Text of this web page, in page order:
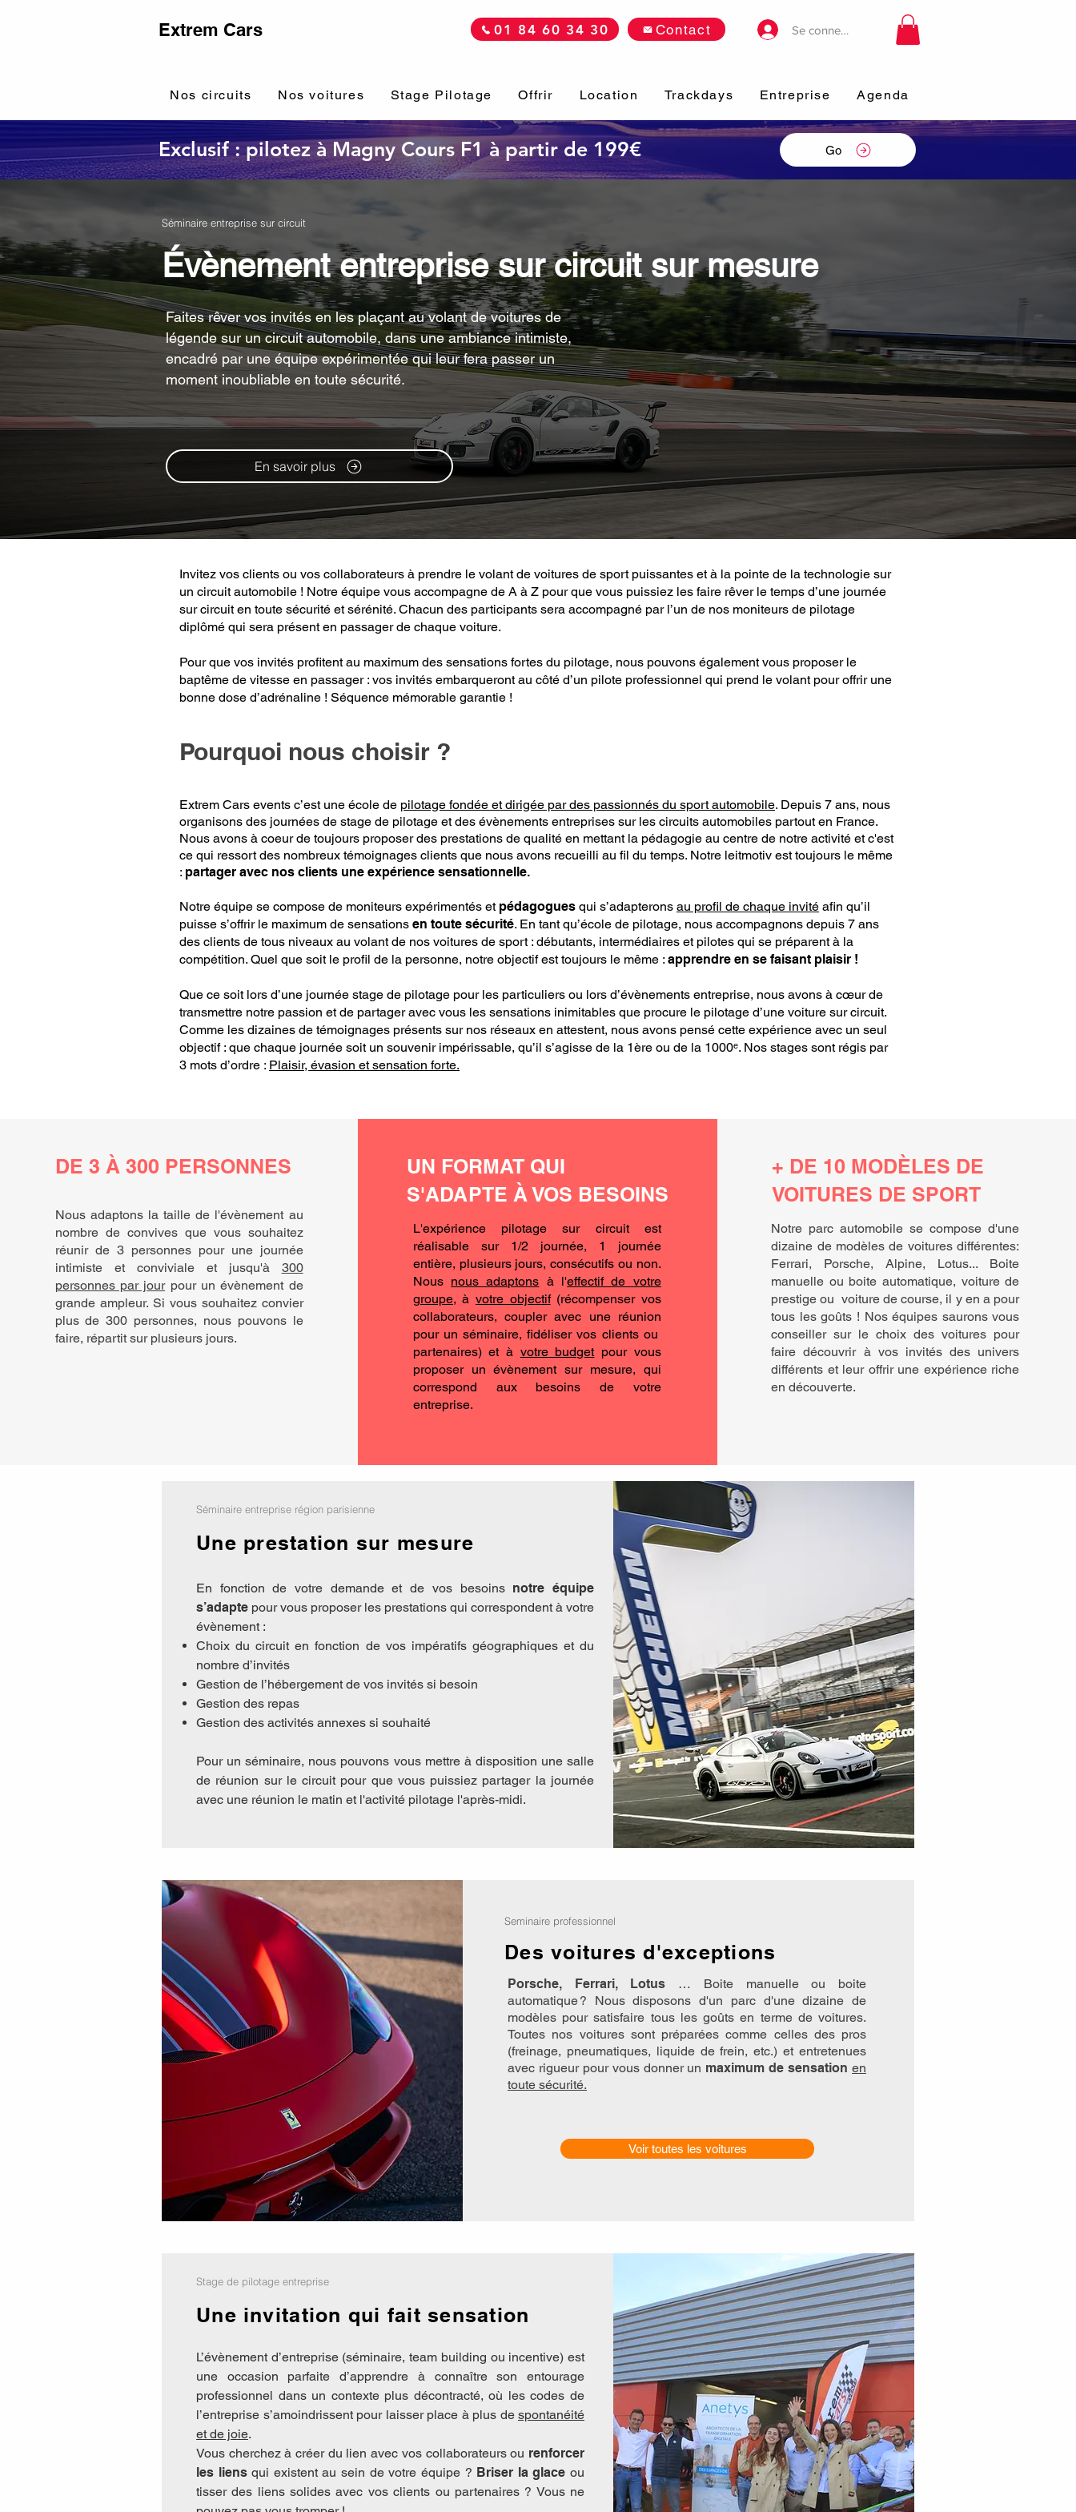
Extrem Cars 01 84 60 34 30 Contact Se connecter
Nos circuits Nos voitures Stage Pilotage Offrir Location Trackdays Entreprise Agenda
Exclusif : pilotez à Magny Cours F1 à partir de 199€ Go
Séminaire entreprise sur circuit
Évènement entreprise sur circuit sur mesure
Faites rêver vos invités en les plaçant au volant de voitures de
légende sur un circuit automobile, dans une ambiance intimiste,
encadré par une équipe expérimentée qui leur fera passer un
moment inoubliable en toute sécurité.
En savoir plus
Invitez vos clients ou vos collaborateurs à prendre le volant de voitures de sport puissantes et à la pointe de la technologie sur
un circuit automobile ! Notre équipe vous accompagne de A à Z pour que vous puissiez les faire rêver le temps d’une journée
sur circuit en toute sécurité et sérénité. Chacun des participants sera accompagné par l’un de nos moniteurs de pilotage
diplômé qui sera présent en passager de chaque voiture.
Pour que vos invités profitent au maximum des sensations fortes du pilotage, nous pouvons également vous proposer le
baptême de vitesse en passager : vos invités embarqueront au côté d’un pilote professionnel qui prend le volant pour offrir une
bonne dose d’adrénaline ! Séquence mémorable garantie !
Pourquoi nous choisir ?
Extrem Cars events c’est une école de pilotage fondée et dirigée par des passionnés du sport automobile. Depuis 7 ans, nous
organisons des journées de stage de pilotage et des évènements entreprises sur les circuits automobiles partout en France.
Nous avons à coeur de toujours proposer des prestations de qualité en mettant la pédagogie au centre de notre activité et c'est
ce qui ressort des nombreux témoignages clients que nous avons recueilli au fil du temps. Notre leitmotiv est toujours le même
: partager avec nos clients une expérience sensationnelle.
Notre équipe se compose de moniteurs expérimentés et pédagogues qui s’adapterons au profil de chaque invité afin qu’il
puisse s’offrir le maximum de sensations en toute sécurité. En tant qu’école de pilotage, nous accompagnons depuis 7 ans
des clients de tous niveaux au volant de nos voitures de sport : débutants, intermédiaires et pilotes qui se préparent à la
compétition. Quel que soit le profil de la personne, notre objectif est toujours le même : apprendre en se faisant plaisir !
Que ce soit lors d’une journée stage de pilotage pour les particuliers ou lors d’évènements entreprise, nous avons à cœur de
transmettre notre passion et de partager avec vous les sensations inimitables que procure le pilotage d’une voiture sur circuit.
Comme les dizaines de témoignages présents sur nos réseaux en attestent, nous avons pensé cette expérience avec un seul
objectif : que chaque journée soit un souvenir impérissable, qu’il s’agisse de la 1ère ou de la 1000ᵉ. Nos stages sont régis par
3 mots d’ordre : Plaisir, évasion et sensation forte.
DE 3 À 300 PERSONNES
Nous adaptons la taille de l'évènement au
nombre de convives que vous souhaitez
réunir de 3 personnes pour une journée
intimiste et conviviale et jusqu'à 300
personnes par jourpour un évènement de
grande ampleur. Si vous souhaitez convier
plus de 300 personnes, nous pouvons le
faire, répartit sur plusieurs jours.
UN FORMAT QUI
S'ADAPTE À VOS BESOINS
L'expérience pilotage sur circuit est
réalisable sur 1/2 journée, 1 journée
entière, plusieurs jours, consécutifs ou non.
Nous nous adaptons à l'effectif de votre
groupe, à votre objectif(récompenser vos
collaborateurs, coupler avec une réunion
pour un séminaire, fidéliser vos clients ou
partenaires) et à votre budgetpour vous
proposer un évènement sur mesure, qui
correspond aux besoins de votre
entreprise.
+ DE 10 MODÈLES DE
VOITURES DE SPORT
Notre parc automobile se compose d'une
dizaine de modèles de voitures différentes:
Ferrari, Porsche, Alpine, Lotus... Boite
manuelle ou boite automatique, voiture de
prestige ou voiture de course, il y en a pour
tous les goûts ! Nos équipes saurons vous
conseiller sur le choix des voitures pour
faire découvrir à vos invités des univers
différents et leur offrir une expérience riche
en découverte.
Séminaire entreprise région parisienne
Une prestation sur mesure
En fonction de votre demande et de vos besoins notre équipe
s’adapte pour vous proposer les prestations qui correspondent à votre
évènement :
Choix du circuit en fonction de vos impératifs géographiques et du
nombre d’invités
Gestion de l’hébergement de vos invités si besoin
Gestion des repas
Gestion des activités annexes si souhaité
Pour un séminaire, nous pouvons vous mettre à disposition une salle
de réunion sur le circuit pour que vous puissiez partager la journée
avec une réunion le matin et l'activité pilotage l'après-midi.
Seminaire professionnel
Des voitures d'exceptions
Porsche, Ferrari, Lotus … Boite manuelle ou boite
automatique ? Nous disposons d'un parc d'une dizaine de
modèles pour satisfaire tous les goûts en terme de voitures.
Toutes nos voitures sont préparées comme celles des pros
(freinage, pneumatiques, liquide de frein, etc.) et entretenues
avec rigueur pour vous donner un maximum de sensation en
toute sécurité.
Voir toutes les voitures
Stage de pilotage entreprise
Une invitation qui fait sensation
L’évènement d’entreprise (séminaire, team building ou incentive) est
une occasion parfaite d’apprendre à connaître son entourage
professionnel dans un contexte plus décontracté, où les codes de
l’entreprise s’amoindrissent pour laisser place à plus de spontanéité
et de joie.
Vous cherchez à créer du lien avec vos collaborateurs ou renforcer
les liensqui existent au sein de votre équipe ? Briser la glace ou
tisser des liens solides avec vos clients ou partenaires ? Vous ne